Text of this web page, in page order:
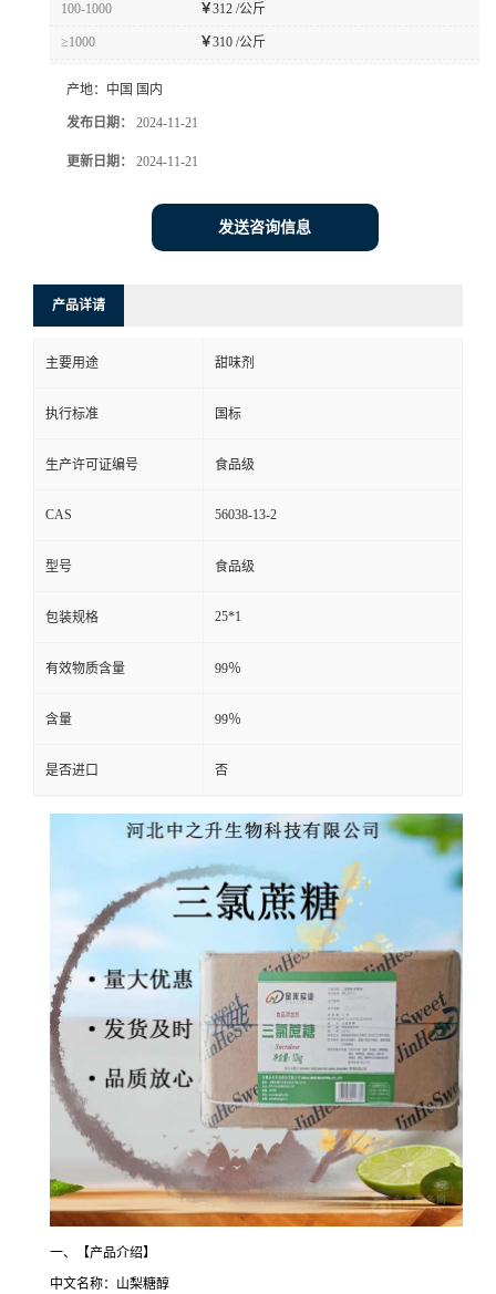
100-1000 ￥312 /公斤
≥1000 ￥310 /公斤
产地： 中国 国内
发布日期： 2024-11-21
更新日期： 2024-11-21
发送咨询信息
产品详请
主要用途 甜味剂
执行标准 国标
生产许可证编号 食品级
CAS 56038-13-2
型号 食品级
包装规格 25*1
有效物质含量 99％
含量 99％
是否进口 否
一、【产品介绍】
中文名称：山梨糖醇